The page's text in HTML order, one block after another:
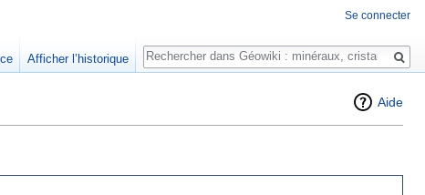
Aide
Se connecter
Afficher l’historique
Rechercher